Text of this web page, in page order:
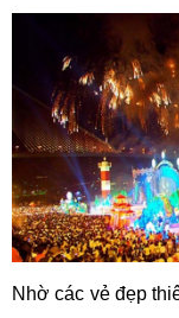
Nhờ các vẻ đẹp